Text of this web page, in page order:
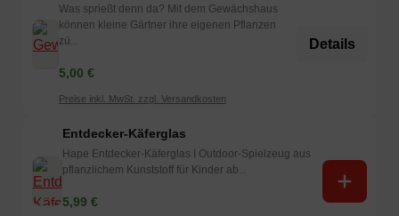
Was sprießt denn da? Mit dem Gewächshaus
können kleine Gärtner ihre eigenen Pflanzen
zü...
5,00 €
Preise inkl. MwSt. zzgl. Versandkosten
Details
Entdecker-Käferglas
Hape Entdecker-Käferglas I Outdoor-Spielzeug aus
pflanzlichem Kunststoff für Kinder ab...
5,99 €